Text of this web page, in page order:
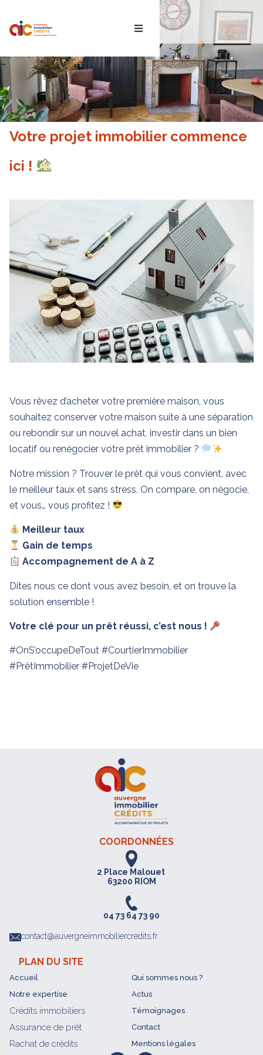
ACTUS
Votre projet immobilier commence
ici !
Vous rêvez d’acheter votre première maison, vous
souhaitez conserver votre maison suite à une séparation
ou rebondir sur un nouvel achat, investir dans un bien
locatif ou renégocier votre prêt immobilier ?
Notre mission ? Trouver le prêt qui vous convient, avec
le meilleur taux et sans stress. On compare, on négocie,
et vous… vous profitez !
Meilleur taux
Gain de temps
Accompagnement de A à Z
Dites nous ce dont vous avez besoin, et on trouve la
solution ensemble !
Votre clé pour un prêt réussi, c’est nous !
#OnS’occupeDeTout #CourtierImmobilier
#PrêtImmobilier #ProjetDeVie
COORDONNÉES
2 Place Malouet
63200 RIOM
04 73 64 73 90
contact@auvergneimmobiliercredits.fr
PLAN DU SITE
Accueil
Notre expertise
Crédits immobiliers
Assurance de prêt
Rachat de crédits
Qui sommes nous ?
Actus
Témoignages
Contact
Mentions légales